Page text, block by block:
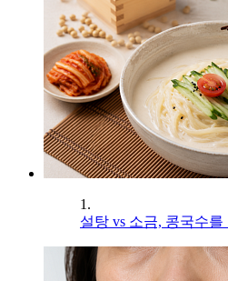
1.
설탕 vs 소금, 콩국수